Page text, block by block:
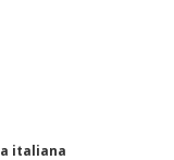
italiana